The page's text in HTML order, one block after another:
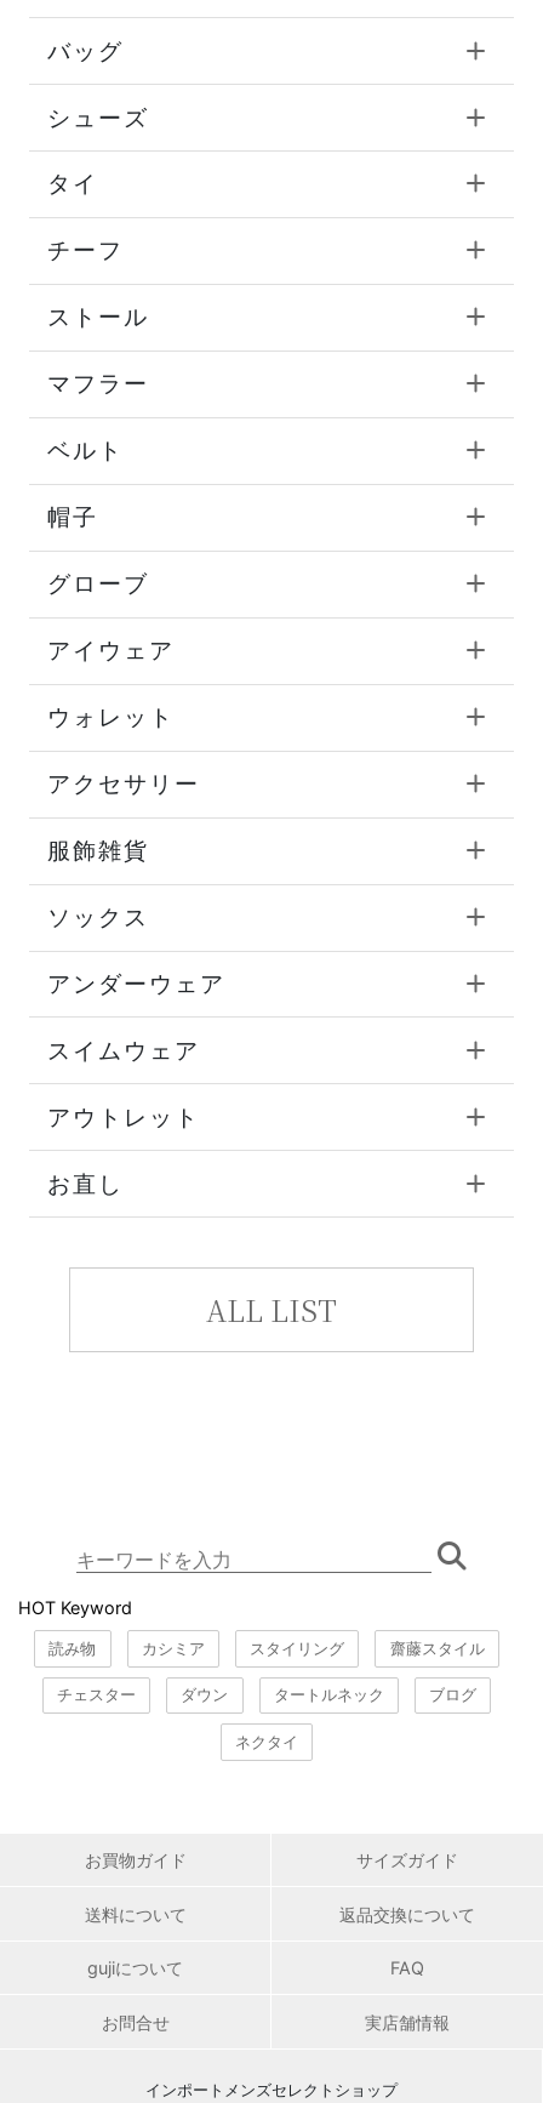
バッグ
シューズ
タイ
チーフ
ストール
マフラー
ベルト
帽子
グローブ
アイウェア
ウォレット
アクセサリー
服飾雑貨
ソックス
アンダーウェア
スイムウェア
アウトレット
お直し
ALL LIST
HOT Keyword
読み物 カシミア スタイリング 齋藤スタイル
チェスター ダウン タートルネック ブログ
ネクタイ
お買物ガイド サイズガイド
送料について 返品交換について
gujiについて FAQ
お問合せ 実店舗情報
インポートメンズセレクトショップ